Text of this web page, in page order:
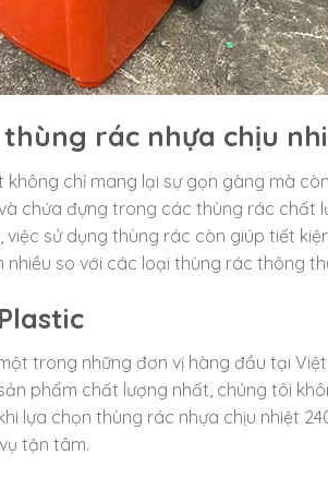
thùng rác nhựa chịu
không chỉ mang lại sự gọn gàng mà
chứa đựng trong các thùng rác chất
sử dụng thùng rác còn giúp tiết
so với các loại thùng rác thông
trong những đơn vị hàng đầu tại
phẩm chất lượng nhất, chúng tôi
lựa chọn thùng rác nhựa chịu nhiệt
tận tâm.